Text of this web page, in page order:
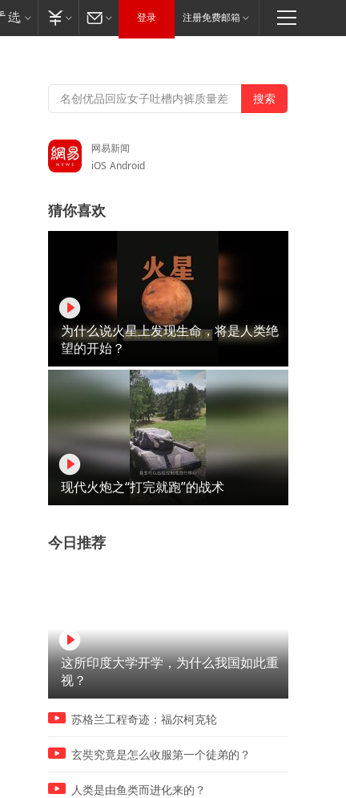
登录 注册免费邮箱
之旅，十字刀片速降！
甲板上的多重角色
网易新闻
iOS Android
猜你喜欢
为什么说火星上发现生命，将是人类绝
望的开始？
现代火炮之“打完就跑”的战术
今日推荐
这所印度大学开学，为什么我国如此重
视？
苏格兰工程奇迹：福尔柯克轮
玄奘究竟是怎么收服第一个徒弟的？
人类是由鱼类而进化来的？